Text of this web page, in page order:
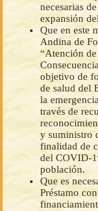
necesarias
expansión
Que en este
Andina de
“Atención
objetivo de
de salud del
la
través de
y suministro
finalidad de
del COVID-
población.
Que es
Préstamo